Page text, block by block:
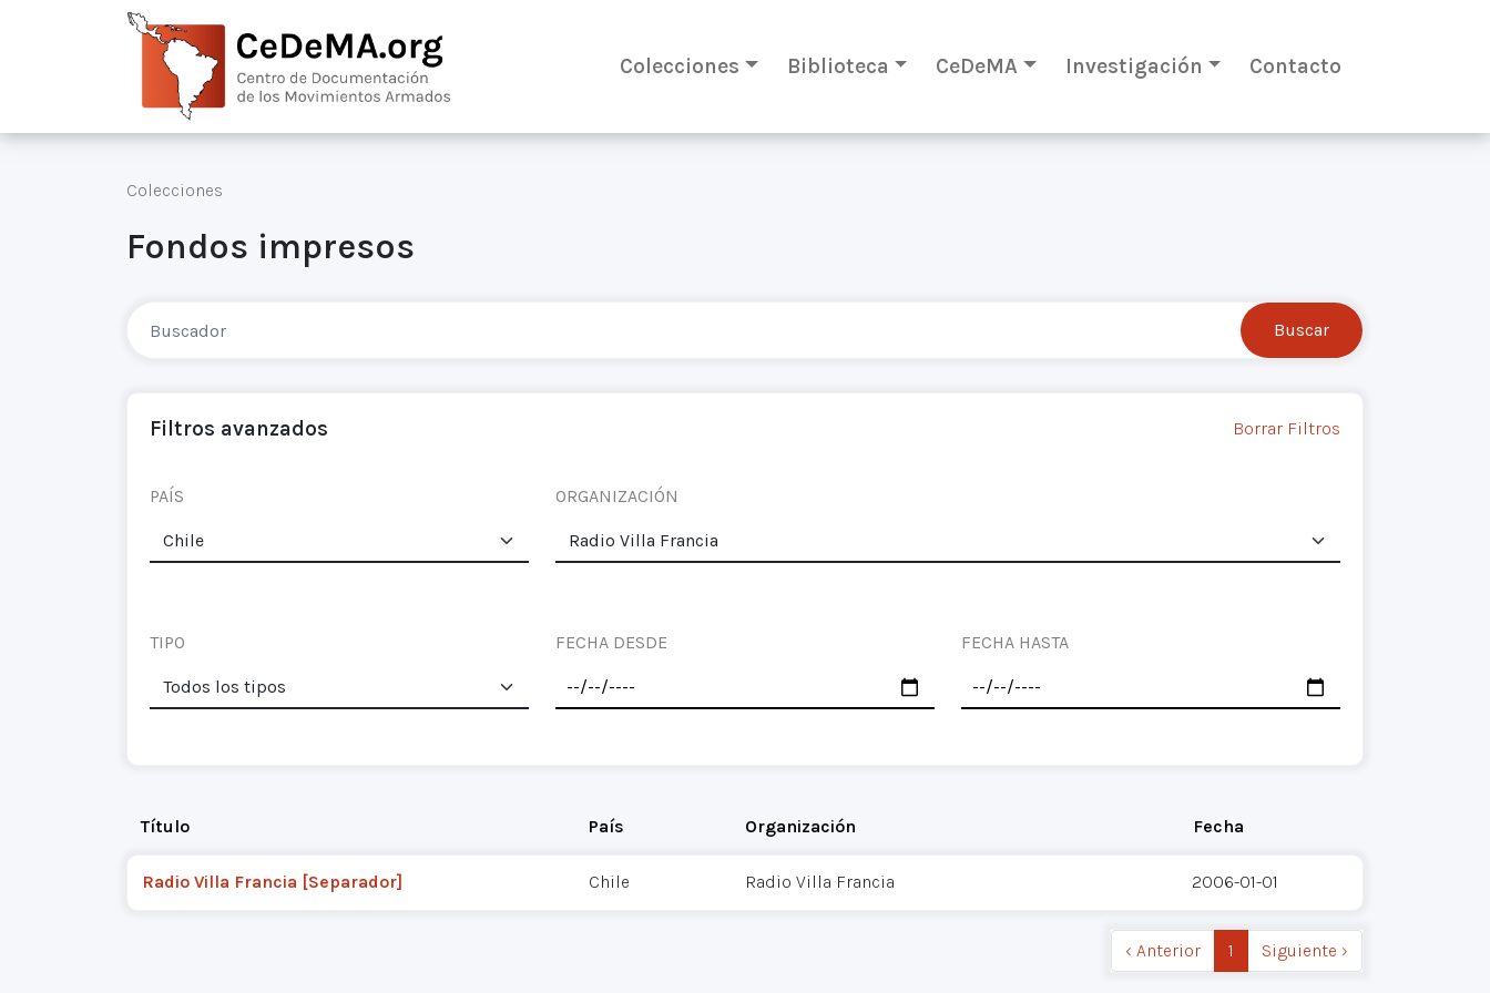
Colecciones Biblioteca CeDeMA Investigación Contacto
Colecciones
Fondos impresos
Filtros avanzados Borrar Filtros
PAÍS ORGANIZACIÓN
TIPO FECHA DESDE FECHA HASTA
Título País Organización Fecha
Radio Villa Francia [Separador] Chile Radio Villa Francia 2006-01-01
‹ Anterior 1 Siguiente ›